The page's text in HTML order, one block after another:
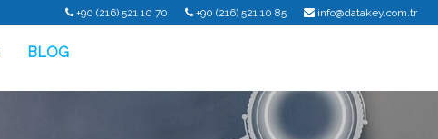
+90 (216) 521 10 70 +90 (216) 521 10 85 info@datakey.com.tr
BLOG